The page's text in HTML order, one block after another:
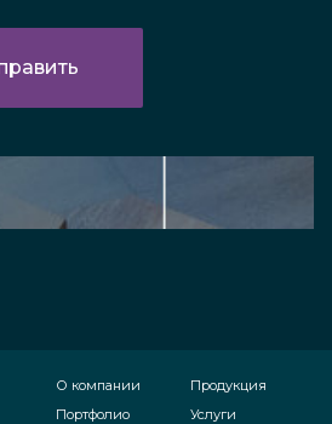
О компании
Портфолио
Продукция
Услуги